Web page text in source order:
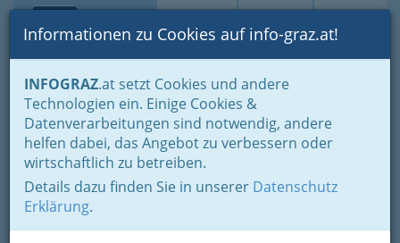
Suche Login Toggle
Informationen zu Cookies auf info-graz.at!
INFOGRAZ.at setzt Cookies und andere
Technologien ein. Einige Cookies &
Datenverarbeitungen sind notwendig, andere
helfen dabei, das Angebot zu verbessern oder
wirtschaftlich zu betreiben.
Details dazu finden Sie in unserer Datenschutz
Erklärung.
Home Branchen
Gewerbe, Handwerk, Banken
Information und Consulting
Immobilien- & VermögenstreuhänderInen
Immobilienverwalter und Immobilienverwalterinnen
Immobilienverwalter und
Immobilienverwalterinnen